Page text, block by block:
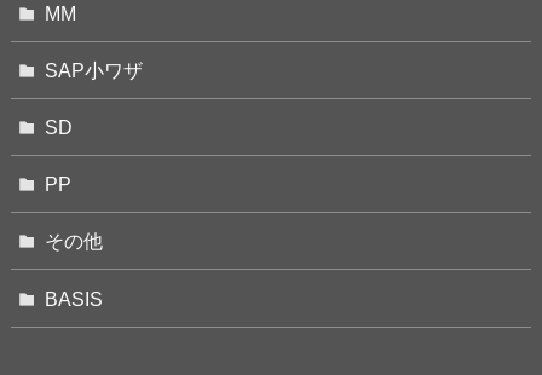
MM
SAP小ワザ
SD
PP
その他
BASIS